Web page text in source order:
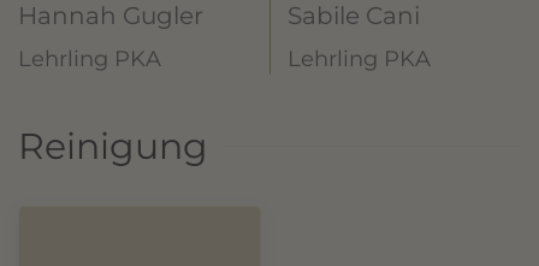
Hannah Gugler
Lehrling PKA
Sabile Cani
Lehrling PKA
Reinigung